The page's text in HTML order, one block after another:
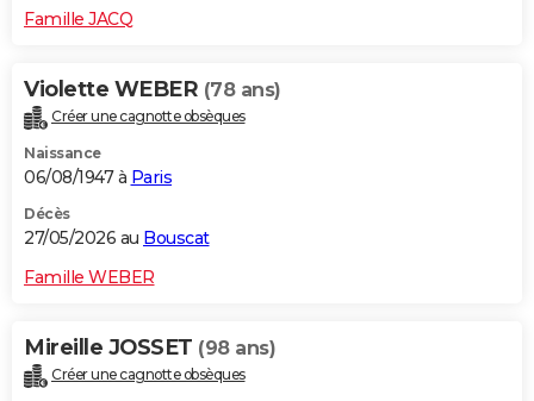
Famille JACQ
Violette WEBER (78 ans)
Créer une cagnotte obsèques
Naissance
06/08/1947 à Paris
Décès
27/05/2026 au Bouscat
Famille WEBER
Mireille JOSSET (98 ans)
Créer une cagnotte obsèques